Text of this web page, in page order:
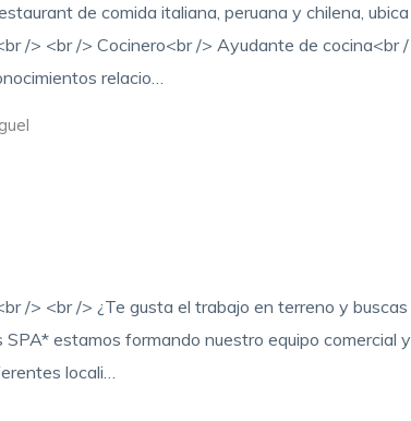
de comida italiana, peruana y chilena, ubica
/> <br /> Cocinero<br /> Ayudante de cocina<br /
relacio…
/> <br /> ¿Te gusta el trabajo en terreno y buscas
estamos formando nuestro equipo comercial y
locali…